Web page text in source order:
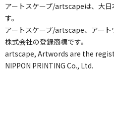
アートスケープ/artscapeは、大
す。
アートスケープ/artscape、アー
株式会社の登録商標です。
artscape, Artwords are the
NIPPON PRINTING Co., Ltd.